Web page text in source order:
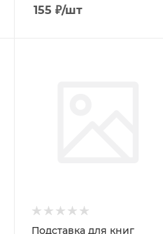
155 ₽/шт
Подставка для книг